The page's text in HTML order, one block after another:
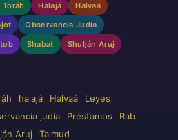
Halajá
Halvaá
Observancia Judía
Shabat
Shulján Aruj
halajá Halvaá
Leyes
judía Préstamos
Rab
Aruj Talmud